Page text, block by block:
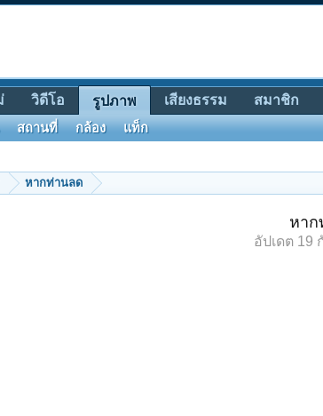
หากท่านลด
หาก
อัปเดต 19
วิดีโอ รูปภาพ
สถานที่ กล้อง แท็ก
เสียงธรรม สมาชิก